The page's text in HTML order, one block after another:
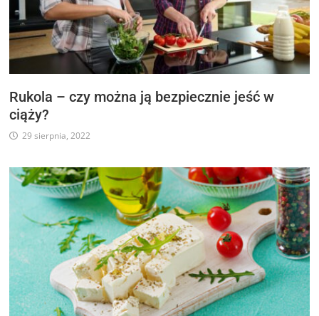
Rukola – czy można ją bezpiecznie jeść w
ciąży?
29 sierpnia, 2022